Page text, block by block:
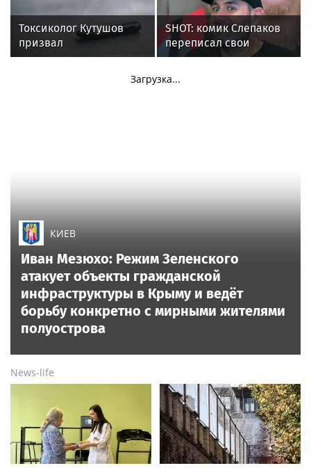
Токсиколог Кутушов
призвал
законодательно
SHOT: комик Слепаков
переписал свои
квартиры в РФ на
переезда
Загрузка...
КИЕВ
Иван Мезюхо: Режим Зеленского
атакует объекты гражданской
инфраструктуры в Крыму и ведёт
борьбу конкретно с мирными жителями
полуострова
News-life